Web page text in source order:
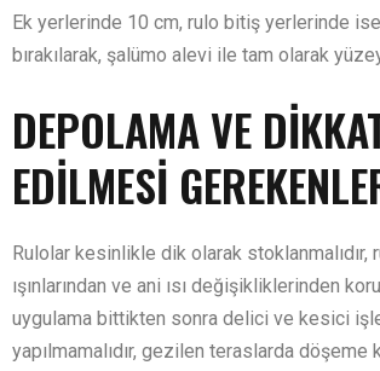
Ek yerlerinde 10 cm, rulo bitiş yerlerinde
bırakılarak, şalümo alevi ile tam olarak
DEPOLAMA VE
EDİLMESİ
Rulolar kesinlikle dik olarak stoklanmalıdır,
ışınlarından ve ani ısı değişikliklerinden
uygulama bittikten sonra delici ve kesici
yapılmamalıdır, gezilen teraslarda döşeme